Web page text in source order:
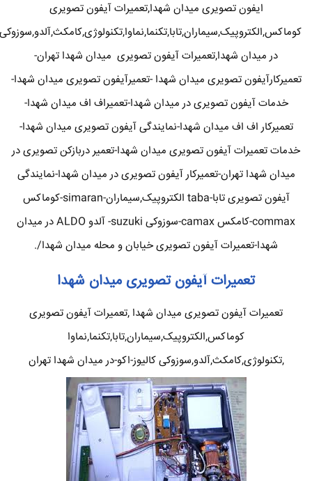
ایفون تصویری میدان شهدا,تعمیرات آیفون تصویری
کوماکس,الکتروپیک,سیماران,تابا,تکنما,نماوا,تکنولوژی,کامکث,آلدو,سوزوکی
در میدان شهدا,تعمیرات آیفون تصویری میدان شهدا تهران-
تعمیرکارآیفون تصویری میدان شهدا -تعمیرآیفون تصویری میدان شهدا-
خدمات آیفون تصویری در میدان شهدا-تعمیراف اف میدان شهدا-
تعمیرکار اف اف میدان شهدا-نمایندگی آیفون تصویری میدان شهدا-
خدمات تعمیرات آیفون تصویری میدان شهدا-تعمیر دربازکن تصویری در
میدان شهدا تهران-تعمیرکار آیفون تصویری در میدان شهدا-نمایندگی
آیفون تصویری تابا-taba الکتروپیک,سیماران-simaran-کوماکس
commax-کامکس camax-سوزوکی suzuki- آلدو ALDO در میدان
شهدا-تعمیرات آیفون تصویری خیابان و محله میدان شهدا/.
تعمیرات آیفون تصویری میدان شهدا
تعمیرات آیفون تصویری میدان شهدا ,تعمیرات آیفون تصویری
کوماکس,الکتروپیک,سیماران,تابا,تکنما,نماوا
,تکنولوژی,کامکث,آلدو,سوزوکی کالیوز-اکو-در میدان شهدا تهران